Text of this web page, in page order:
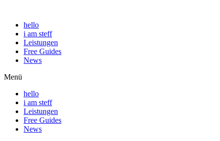
hello
i am steff
Leistungen
Free Guides
News
Menü
hello
i am steff
Leistungen
Free Guides
News